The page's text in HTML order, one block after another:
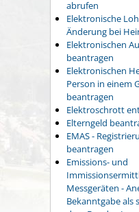
abrufen
Elektronische
Änderung bei
Elektronischen
beantragen
Elektronischen
Person in einem
beantragen
Elektroschrott
Elterngeld
EMAS -
beantragen
Emissions- und
Messgeräten -
Bekanntgabe als